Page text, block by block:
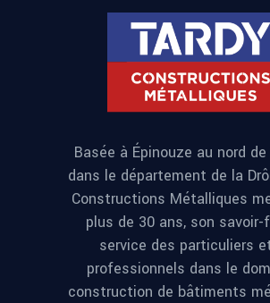
Basée à Épinouze au nord
dans le département de la
Constructions Métalliques
plus de 30 ans, son savoir-
service des particuliers
professionnels dans le
construction de bâtiments